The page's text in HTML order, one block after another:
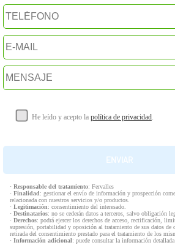
He leído y acepto la política de privacidad.
· Responsable del tratamiento: Fervalles
· Finalidad: gestionar el envío de información y prospección
relacionada con nuestros servicios y/o productos.
· Legitimación: consentimiento del interesado.
· Destinatarios: no se cederán datos a terceros, salvo obligación
· Derechos: podrá ejercer los derechos de acceso, rectificación,
supresión, portabilidad y oposición al tratamiento de sus datos de
retirada del consentimiento prestado para el tratamiento de los
· Información adicional: puede consultar la información